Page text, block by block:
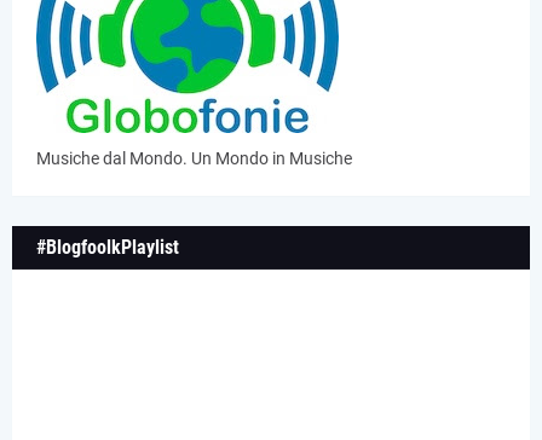
Musiche dal Mondo. Un Mondo in Musiche
#BlogfoolkPlaylist